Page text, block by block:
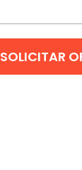
SOLICITAR